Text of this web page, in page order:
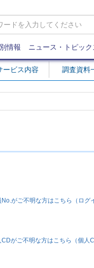
情報 ニュース・トピック
ービス内容 調査資料
No.がご不明な方はこちら（ロ
CDがご不明な方はこちら（個人